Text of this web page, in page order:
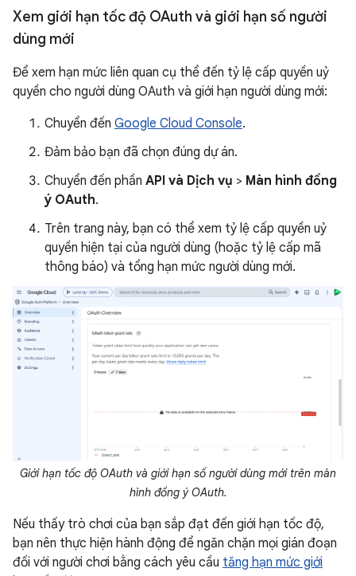
Xem giới hạn tốc độ OAuth và giới hạn số người
dùng mới
Để xem hạn mức liên quan cụ thể đến tỷ lệ cấp quyền uỷ
quyền cho người dùng OAuth và giới hạn người dùng mới:
Chuyển đến Google Cloud Console.
Đảm bảo bạn đã chọn đúng dự án.
Chuyển đến phần API và Dịch vụ > Màn hình đồng
ý OAuth.
Trên trang này, bạn có thể xem tỷ lệ cấp quyền uỷ
quyền hiện tại của người dùng (hoặc tỷ lệ cấp mã
thông báo) và tổng hạn mức người dùng mới.
Giới hạn tốc độ OAuth và giới hạn số người dùng mới trên màn
hình đồng ý OAuth.
Nếu thấy trò chơi của bạn sắp đạt đến giới hạn tốc độ,
bạn nên thực hiện hành động để ngăn chặn mọi gián đoạn
đối với người chơi bằng cách yêu cầu tăng hạn mức giới